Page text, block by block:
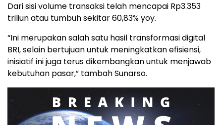
Dari sisi volume transaksi telah mencapai Rp3.353
triliun atau tumbuh sekitar 60,83% yoy.
“Ini merupakan salah satu hasil transformasi digital
BRI, selain bertujuan untuk meningkatkan efisiensi,
inisiatif ini juga terus dikembangkan untuk menjawab
kebutuhan pasar,” tambah Sunarso.